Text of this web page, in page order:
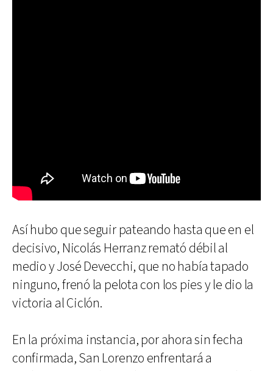
Así hubo que seguir pateando hasta que en el
decisivo, Nicolás Herranz remató débil al
medio y José Devecchi, que no había tapado
ninguno, frenó la pelota con los pies y le dio la
victoria al Ciclón.
En la próxima instancia, por ahora sin fecha
confirmada, San Lorenzo enfrentará a